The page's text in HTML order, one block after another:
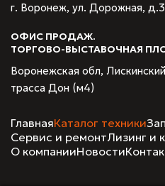
г. Воронеж, ул. Дорожная,
ОФИС ПРОДАЖ.
ТОРГОВО-ВЫСТАВОЧНАЯ
Воронежская обл,
трасса Дон (м4)
ГлавнаяКаталог техники
Сервис и ремонтЛизинг и
О компанииНовости